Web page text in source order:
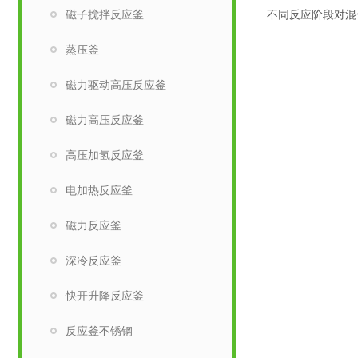
磁子搅拌反应釜
蒸压釜
磁力驱动高压反应釜
磁力高压反应釜
高压加氢反应釜
电加热反应釜
磁力反应釜
深冷反应釜
快开升降反应釜
反应釜不锈钢
不同反应阶段对混